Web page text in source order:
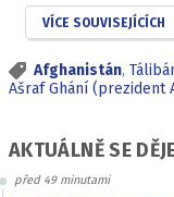
VÍCE SOUVISEJÍCÍCH
Afghanistán,
Ašraf Ghání (prezident
AKTUÁLNĚ SE
před 49 minutami